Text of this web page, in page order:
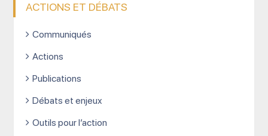
ACTIONS ET DÉBATS
Communiqués
Actions
Publications
Débats et enjeux
Outils pour l’action